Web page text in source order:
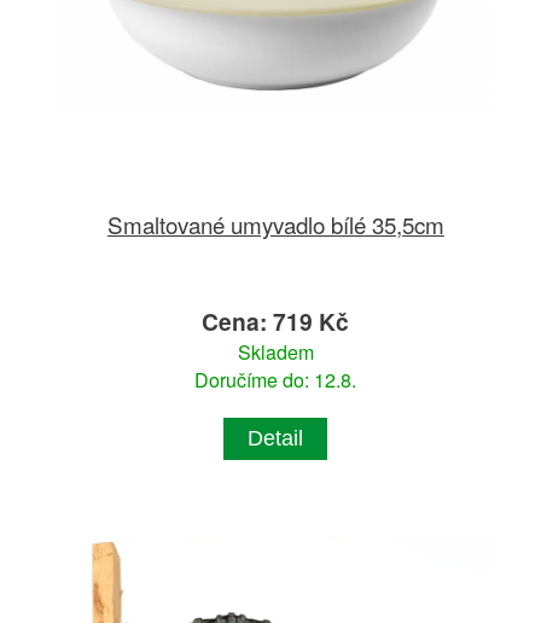
Smaltované umyvadlo bílé 35,5cm
Cena: 719 Kč
Skladem
Doručíme do: 12.8.
Detail